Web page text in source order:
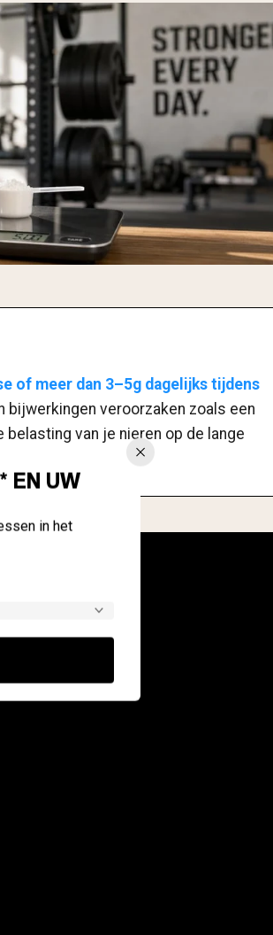
of meer dan 3–5g dagelijks tijdens
bijwerkingen veroorzaken zoals een
van je nieren op de lange
EN UW
in het